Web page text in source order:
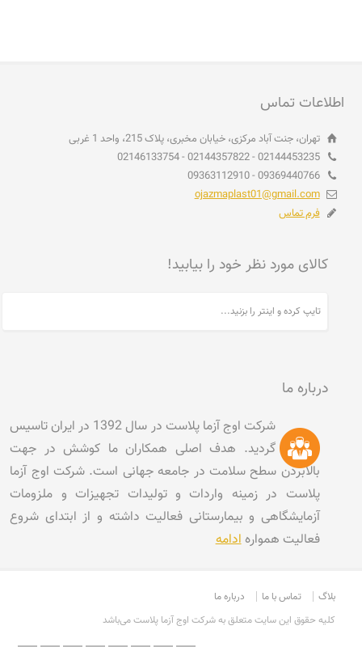
اطلاعات تماس
تهران، جنت آباد مرکزی، خیابان مخبری، پلاک 215، واحد 1 غربی
02144453235 - 02144357822 - 02146133754
09369440766 - 09363112910
ojazmaplast01@gmail.com
فرم تماس
کالای مورد نظر خود را بیابید!
درباره ما
شرکت اوج آزما پلاست در سال 1392 در ایران تاسیس
گردید. هدف اصلی همکاران ما کوشش در جهت
بالابردن سطح سلامت در جامعه جهانی است. شرکت اوج آزما
پلاست در زمینه واردات و تولیدات تجهیزات و ملزومات
آزمایشگاهی و بیمارستانی فعالیت داشته و از ابتدای شروع
فعالیت هموارهادامه
درباره ما تماس با ما
بلاگ
کليه حقوق اين سايت متعلق به شرکت اوج آزما پلاست می‌باشد